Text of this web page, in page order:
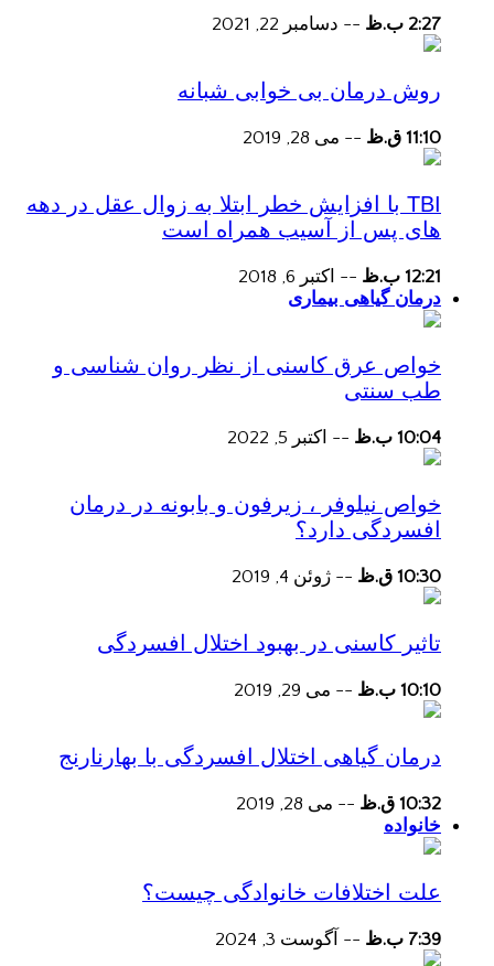
2:27 ب.ظ -- دسامبر 22, 2021
روش درمان بی خوابی شبانه
11:10 ق.ظ -- می 28, 2019
TBI با افزایش خطر ابتلا به زوال عقل در دهه
های پس از آسیب همراه است
12:21 ب.ظ -- اکتبر 6, 2018
درمان گیاهی بیماری
خواص عرق کاسنی از نظر روان شناسی و
طب سنتی
10:04 ب.ظ -- اکتبر 5, 2022
خواص نیلوفر ، زیرفون و بابونه در درمان
افسردگی دارد؟
10:30 ق.ظ -- ژوئن 4, 2019
تاثیر کاسنی در بهبود اختلال افسردگی
10:10 ب.ظ -- می 29, 2019
درمان گیاهی اختلال افسردگی با بهارنارنج
10:32 ق.ظ -- می 28, 2019
خانواده
علت اختلافات خانوادگی چیست؟
7:39 ب.ظ -- آگوست 3, 2024